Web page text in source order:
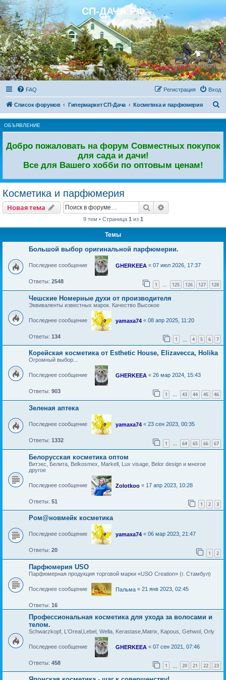
Регистрация СП-ДАЧА.РФ
FAQ Вход
Регистрация
Список форумов Гипермаркет СП-Дача Косметика и парфюмерия
ОБЪЯВЛЕНИЕ
Добро пожаловать на форум Совместных покупок
для сада и дачи!
Все для Вашего хобби по оптовым ценам!
Косметика и парфюмерия
Новая тема
Новаятема Поиск
9 тем • Страница 1 из 1
Темы
Большой выбор оригинальной парфюмерии.
Последнее сообщение GHERKEEA « 07 июл 2026, 17:37
Ответы: 2548 1 … 125 126 127 128
Чешские Номерные духи от производителя
Эквиваленты известных марок. Качество Высокое
Последнее сообщение yamaxa74 « 08 апр 2025, 11:20
Ответы: 134 1 4 5 6 7
Корейская косметика от Esthetic House, Elizavecca, Holika
Огромный выбор...
Последнее сообщение GHERKEEA « 26 мар 2024, 15:43
Ответы: 903 1 … 43 44 45 46
Зеленая аптека
Последнее сообщение yamaxa74 « 23 сен 2023, 00:35
Ответы: 1332 1 … 64 65 66 67
Белорусская косметика оптом
Витэкс, Белита, Belkosmex, Markell, Lux visage, Belor design и многое
другое
Последнее сообщение Zolotkoo « 17 апр 2023, 10:28
Ответы: 51 1 2 3
Ром@новмейк косметика
Последнее сообщение yamaxa74 « 06 мар 2023, 21:47
Ответы: 20 1 2
Парфюмерия USO
Парфюмерная продукция торговой марки «USO Creation» (г. Стамбул)
Последнее сообщение Пальма « 21 янв 2023, 02:45
Ответы: 16
Профессиональная косметика для ухода за волосами и
телом.
Schwarzkopf, L'Oreal,Lebel, Wella, Kerastase,Matrix, Kapous, Gehwol, Orly
Последнее сообщение GHERKEEA « 07 сен 2021, 07:46
Ответы: 458 1 20 21 22 23